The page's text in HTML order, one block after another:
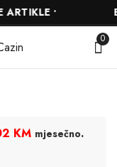
•
0
L'arome inspired by
Blanche Byredo
Beverly Hills Polo
Club BP3832X.350
KM mjesečno.